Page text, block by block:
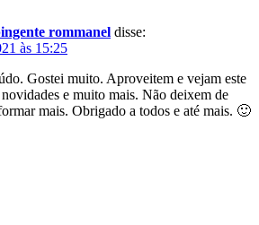
rommanel disse:
às 15:25
Gostei muito. Aproveitem e vejam este
e muito mais. Não deixem de
mais. Obrigado a todos e até mais. 🙂